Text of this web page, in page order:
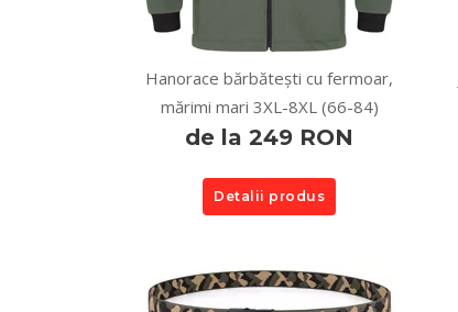
Hanorace bărbătești cu fermoar,
mărimi mari 3XL-8XL (66-84)
de la 249 RON
Detalii produs